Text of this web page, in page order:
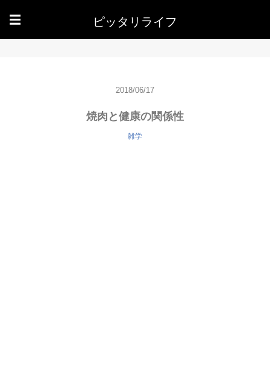
☰ ピッタリライフ
2018/06/17
焼肉と健康の関係性
雑学